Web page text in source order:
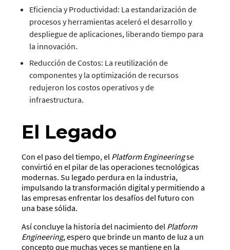
Eficiencia y Productividad: La estandarización de
procesos y herramientas aceleró el desarrollo y
despliegue de aplicaciones, liberando tiempo para
la innovación.
Reducción de Costos: La reutilización de
componentes y la optimización de recursos
redujeron los costos operativos y de
infraestructura.
El Legado
Con el paso del tiempo, el Platform Engineeringse
convirtió en el pilar de las operaciones tecnológicas
modernas. Su legado perdura en la industria,
impulsando la transformación digital y permitiendo a
las empresas enfrentar los desafíos del futuro con
una base sólida.
Así concluye la historia del nacimiento del Platform
Engineering, espero que brinde un manto de luz a un
concepto que muchas veces se mantiene en la